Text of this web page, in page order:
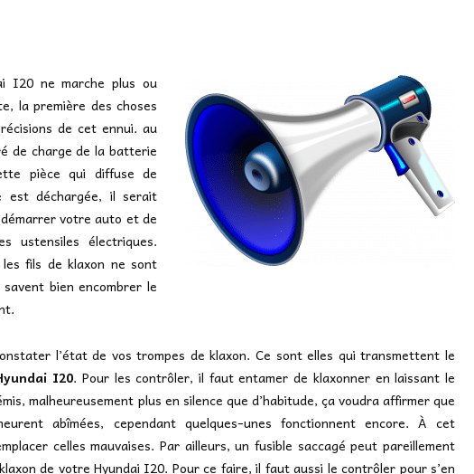
I20 ne marche plus ou
la première des choses
de cet ennui. au
de charge de la batterie
pièce qui diffuse de
est déchargée, il serait
votre auto et de
ustensiles électriques.
fils de klaxon ne sont
bien encombrer le
l’état de vos trompes de klaxon. Ce sont elles qui transmettent le
I20. Pour les contrôler, il faut entamer de klaxonner en laissant le
malheureusement plus en silence que d’habitude, ça voudra affirmer que
abîmées, cependant quelques-unes fonctionnent encore. À cet
celles mauvaises. Par ailleurs, un fusible saccagé peut pareillement
de votre Hyundai I20. Pour ce faire, il faut aussi le contrôler pour s’en